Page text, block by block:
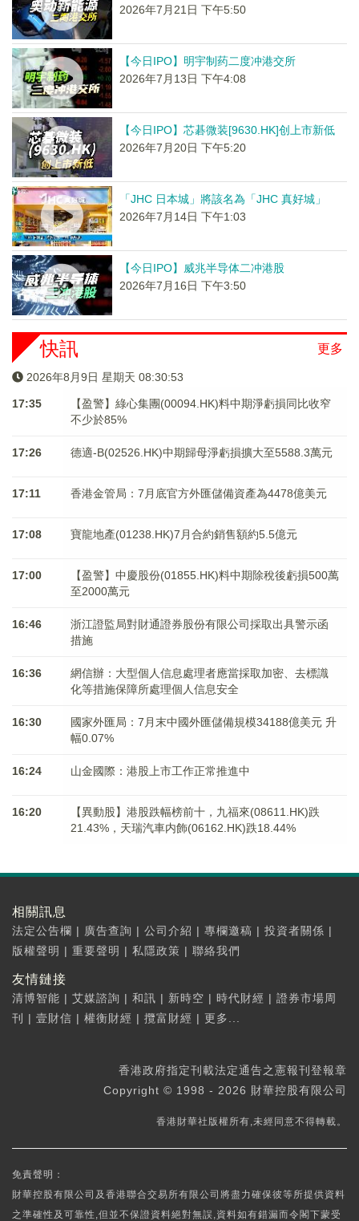
2026年7月21日 下午5:50
【今日IPO】明宇制药二度冲港交所
2026年7月13日 下午4:08
【今日IPO】芯碁微装[9630.HK]创上市新低
2026年7月20日 下午5:20
「JHC 日本城」將該名為「JHC 真好城」
2026年7月14日 下午1:03
【今日IPO】威兆半导体二冲港股
2026年7月16日 下午3:50
更多
快訊
2026年8月9日 星期天 08:30:53
17:35
【盈警】綠心集團(00094.HK)料中期淨虧損同比收窄
不少於85%
17:26 德適-B(02526.HK)中期歸母淨虧損擴大至5588.3萬元
17:11 香港金管局：7月底官方外匯儲備資產為4478億美元
17:08 寶龍地產(01238.HK)7月合約銷售額約5.5億元
17:00
【盈警】中慶股份(01855.HK)料中期除稅後虧損500萬
至2000萬元
16:46
浙江證監局對財通證券股份有限公司採取出具警示函
措施
16:36
網信辦：大型個人信息處理者應當採取加密、去標識
化等措施保障所處理個人信息安全
16:30
國家外匯局：7月末中國外匯儲備規模34188億美元 升
幅0.07%
16:24 山金國際：港股上市工作正常推進中
16:20
【異動股】港股跌幅榜前十，九福來(08611.HK)跌
21.43%，天瑞汽車内飾(06162.HK)跌18.44%
相關訊息
法定公告欄 | 廣告查詢 | 公司介紹 | 專欄邀稿 | 投資者關係 |
版權聲明 | 重要聲明 | 私隱政策 | 聯絡我們
友情鏈接
清博智能 | 艾媒諮詢 | 和訊 | 新時空 | 時代財經 | 證券市場周
刊
| 壹財信 | 權衡財經 | 攬富財經 | 更多...
香港政府指定刊載法定通告之憲報刊登報章
Copyright © 1998 - 2026 財華控股有限公司
香港財華社版權所有,未經同意不得轉載。
免責聲明：
財華控股有限公司及香港聯合交易所有限公司將盡力確保彼等所提供資料
之準確性及可靠性,但並不保證資料絕對無誤,資料如有錯漏而令閣下蒙受